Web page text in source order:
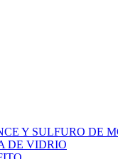
Y SULFURO DE
DE VIDRIO